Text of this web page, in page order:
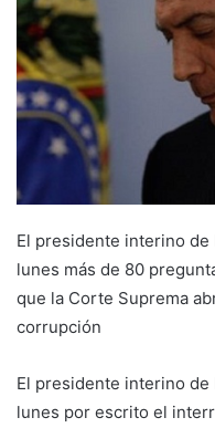
El presidente interino
lunes más de 80
que la Corte Suprema
corrupción
El presidente interino de
lunes por escrito el